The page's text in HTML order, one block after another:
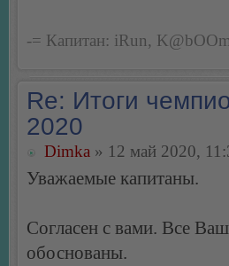
-= Капитан: iRun,
Re: Итоги
2020
Dimka » 12 май 2020,
Уважаемые капитаны.
Согласен с вами. Все
обоснованы.